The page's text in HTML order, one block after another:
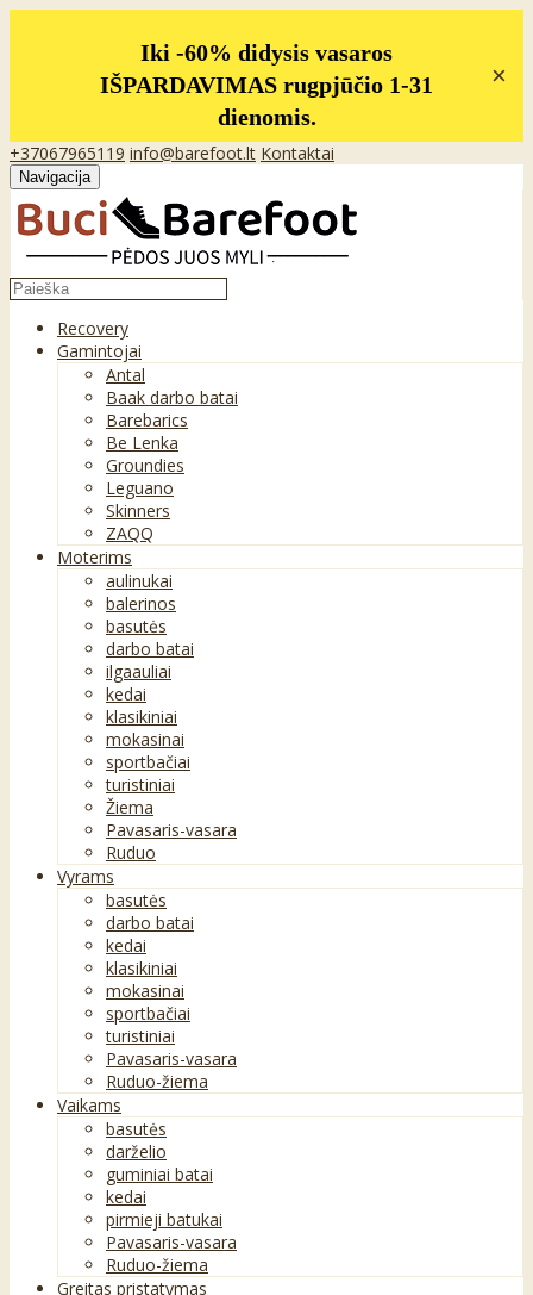
Iki -60% didysis vasaros
IŠPARDAVIMAS rugpjūčio 1-31
dienomis.
×
+37067965119 info@barefoot.lt Kontaktai
Navigacija
Recovery
Gamintojai
Antal
Baak darbo batai
Barebarics
Be Lenka
Groundies
Leguano
Skinners
ZAQQ
Moterims
aulinukai
balerinos
basutės
darbo batai
ilgaauliai
kedai
klasikiniai
mokasinai
sportbačiai
turistiniai
Žiema
Pavasaris-vasara
Ruduo
Vyrams
basutės
darbo batai
kedai
klasikiniai
mokasinai
sportbačiai
turistiniai
Pavasaris-vasara
Ruduo-žiema
Vaikams
basutės
darželio
guminiai batai
kedai
pirmieji batukai
Pavasaris-vasara
Ruduo-žiema
Greitas pristatymas